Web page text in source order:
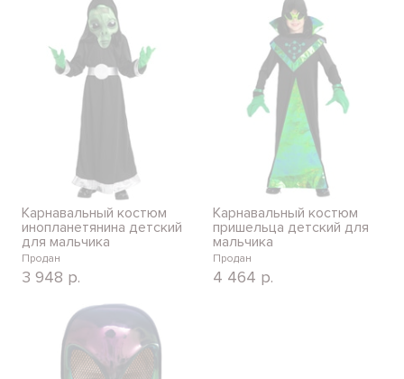
Карнавальный костюм
инопланетянина детский
для мальчика
Продан
3 948 р.
Карнавальный костюм
пришельца детский для
мальчика
Продан
4 464 р.